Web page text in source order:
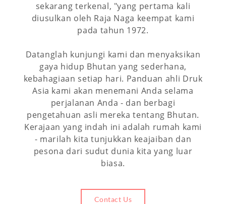
sekarang terkenal, "yang pertama kali
diusulkan oleh Raja Naga keempat kami
pada tahun 1972.
Datanglah kunjungi kami dan menyaksikan
gaya hidup Bhutan yang sederhana,
kebahagiaan setiap hari. Panduan ahli Druk
Asia kami akan menemani Anda selama
perjalanan Anda - dan berbagi
pengetahuan asli mereka tentang Bhutan.
Kerajaan yang indah ini adalah rumah kami
- marilah kita tunjukkan keajaiban dan
pesona dari sudut dunia kita yang luar
biasa.
Contact Us